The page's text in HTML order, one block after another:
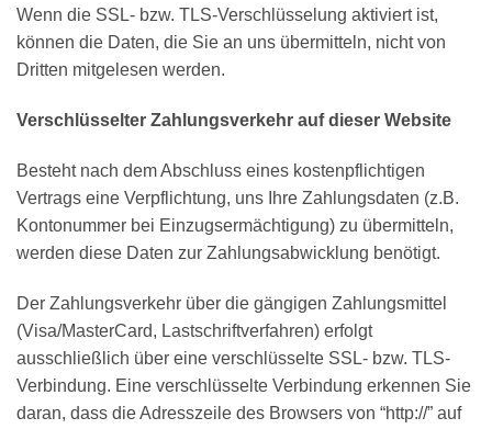
Wenn die SSL- bzw. TLS-Verschlüsselung aktiviert ist,
können die Daten, die Sie an uns übermitteln, nicht von
Dritten mitgelesen werden.
Verschlüsselter Zahlungsverkehr auf dieser Website
Besteht nach dem Abschluss eines kostenpflichtigen
Vertrags eine Verpflichtung, uns Ihre Zahlungsdaten (z.B.
Kontonummer bei Einzugsermächtigung) zu übermitteln,
werden diese Daten zur Zahlungsabwicklung benötigt.
Der Zahlungsverkehr über die gängigen Zahlungsmittel
(Visa/MasterCard, Lastschriftverfahren) erfolgt
ausschließlich über eine verschlüsselte SSL- bzw. TLS-
Verbindung. Eine verschlüsselte Verbindung erkennen Sie
daran, dass die Adresszeile des Browsers von “http://” auf